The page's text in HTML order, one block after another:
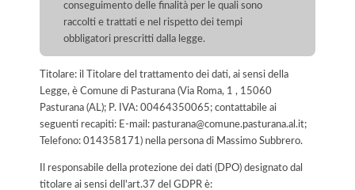
conseguimento delle finalità per le quali sono
raccolti e trattati e nel rispetto dei tempi
obbligatori prescritti dalla legge.
Titolare: il Titolare del trattamento dei dati, ai sensi della
Legge, è Comune di Pasturana (Via Roma, 1 , 15060
Pasturana (AL); P. IVA: 00464350065; contattabile ai
seguenti recapiti: E-mail: pasturana@comune.pasturana.al.it;
Telefono: 014358171) nella persona di Massimo Subbrero.
Il responsabile della protezione dei dati (DPO) designato dal
titolare ai sensi dell'art.37 del GDPR è: